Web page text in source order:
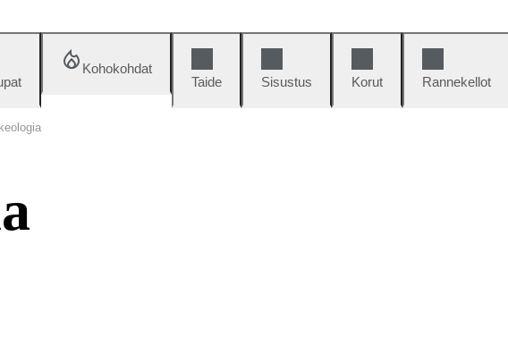
Kohokohdat
Taide
Sisustus Korut Rannekellot